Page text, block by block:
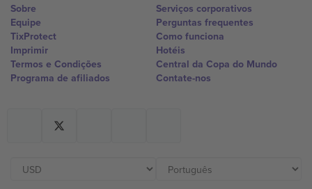
Sobre
Equipe
TixProtect
Imprimir
Termos e Condições
Programa de afiliados
Serviços corporativos
Perguntas frequentes
Como funciona
Hotéis
Central da Copa do Mundo
Contate-nos